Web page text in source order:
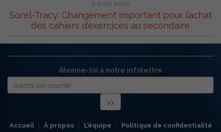
5 août 2026
Sorel-Tracy: Changement important pour l’achat
des cahiers d’exercices au secondaire
Abonne-toi à notre infolettre
Accueil À propos L’équipe
Politique de confidentialité